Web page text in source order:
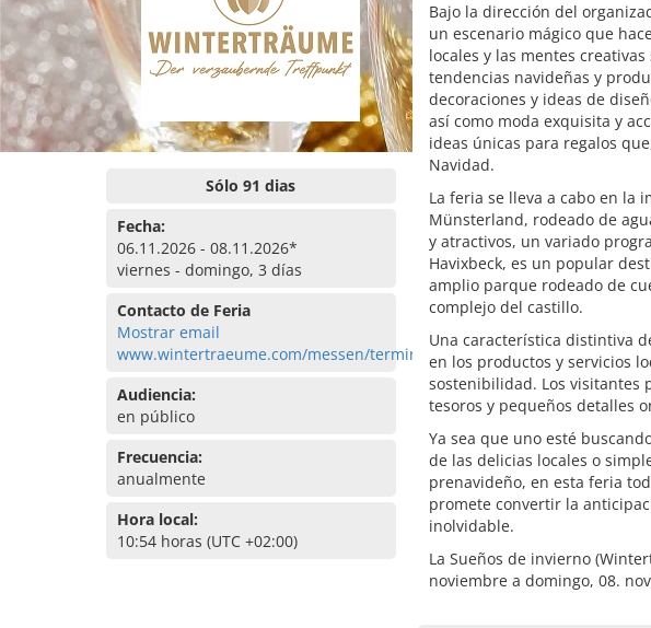
Sólo 91 dias
Fecha:
06.11.2026 - 08.11.2026*
viernes - domingo, 3 días
Contacto de Feria
Mostrar email
www.wintertraeume.com/messen/termine/havixbeck
Audiencia:
en público
Frecuencia:
anualmente
Hora local:
10:54 horas (UTC +02:00)
Bajo la dirección del
un escenario mágico que
locales y las mentes
tendencias navideñas y
decoraciones y ideas de
así como moda exquisita y
ideas únicas para regalos
Navidad.
La feria se lleva a cabo en la
Münsterland, rodeado de
y atractivos, un variado
Havixbeck, es un popular
amplio parque rodeado de
complejo del castillo.
Una característica distintiva
en los productos y servicios
sostenibilidad. Los visitantes
tesoros y pequeños detalles
Ya sea que uno esté
de las delicias locales o
prenavideño, en esta feria
promete convertir la
inolvidable.
La Sueños de invierno
noviembre a domingo, 08.